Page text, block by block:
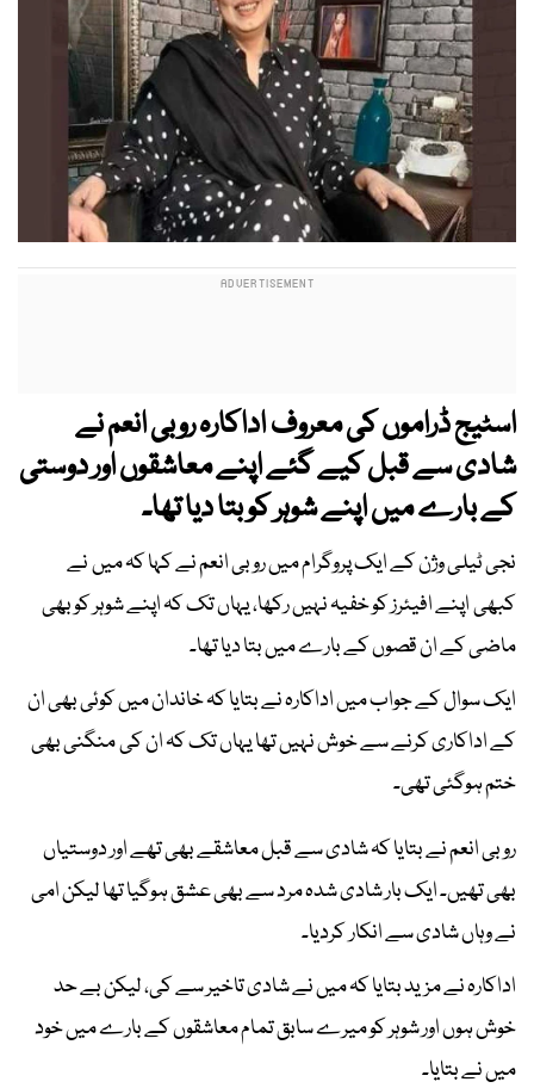
اسٹیج ڈراموں کی معروف اداکارہ روبی انعم نے
شادی سے قبل کیے گئے اپنے معاشقوں اور دوستی
کے بارے میں اپنے شوہر کو بتا دیا تھا۔
نجی ٹیلی وژن کے ایک پروگرام میں روبی انعم نے کہا کہ میں نے
کبھی اپنے افیئرز کو خفیہ نہیں رکھا، یہاں تک کہ اپنے شوہر کو بھی
ماضی کے ان قصوں کے بارے میں بتا دیا تھا۔
ایک سوال کے جواب میں اداکارہ نے بتایا کہ خاندان میں کوئی بھی ان
کے اداکاری کرنے سے خوش نہیں تھا یہاں تک کہ ان کی منگنی بھی
ختم ہوگئی تھی۔
روبی انعم نے بتایا کہ شادی سے قبل معاشقے بھی تھے اور دوستیاں
بھی تھیں۔ ایک بار شادی شدہ مرد سے بھی عشق ہوگیا تھا لیکن امی
نے وہاں شادی سے انکار کردیا۔
اداکارہ نے مزید بتایا کہ میں نے شادی تاخیر سے کی، لیکن بے حد
خوش ہوں اور شوہر کو میرے سابق تمام معاشقوں کے بارے میں خود
میں نے بتایا۔